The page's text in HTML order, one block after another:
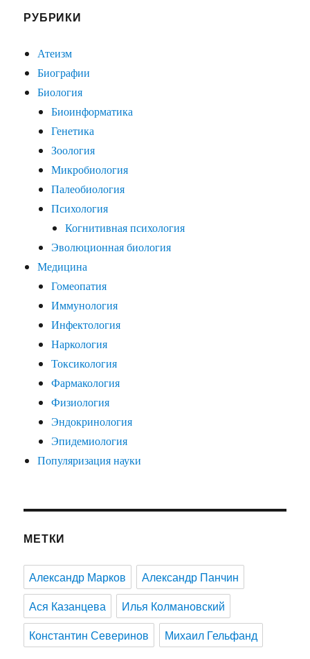
РУБРИКИ
Атеизм
Биографии
Биология
Биоинформатика
Генетика
Зоология
Микробиология
Палеобиология
Психология
Когнитивная психология
Эволюционная биология
Медицина
Гомеопатия
Иммунология
Инфектология
Наркология
Токсикология
Фармакология
Физиология
Эндокринология
Эпидемиология
Популяризация науки
МЕТКИ
Александр Марков
Александр Панчин
Ася Казанцева
Илья Колмановский
Константин Северинов
Михаил Гельфанд